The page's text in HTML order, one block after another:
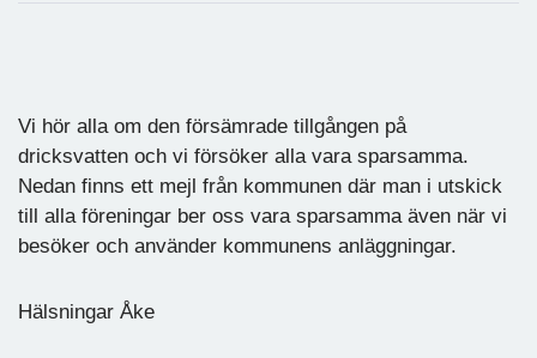
Vi hör alla om den försämrade tillgången på
dricksvatten och vi försöker alla vara sparsamma.
Nedan finns ett mejl från kommunen där man i utskick
till alla föreningar ber oss vara sparsamma även när vi
besöker och använder kommunens anläggningar.
Hälsningar Åke